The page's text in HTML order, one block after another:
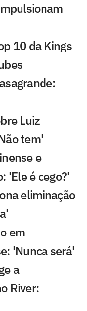
10 da Kings
Luiz
tem'
e
'Ele é cego?'
eliminação
em
'Nunca será'
a
River: